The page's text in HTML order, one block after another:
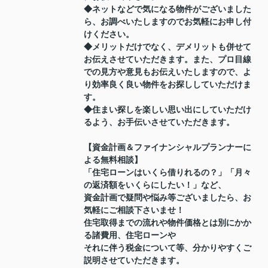
◆ネットなどで気になる物件がございました
ら、お調べいたしますのでお気軽にお申し付
けください。
◆メリットだけでなく、デメリットも併せて
お伝えさせていただきます。また、プロ目線
での見方や意見もお伝えいたしますので、よ
り効率良く良い物件をお探ししていただけま
す。
◆住まい探しを楽しい思い出にしていただけ
るよう、お手伝いさせていただきます。
【資金計画＆ファイナンシャルプランナーに
よる無料相談】
「住宅ローンはいくら借りれるの？」「月々
の返済額をいくらにしたい！」など、
資金計画で疑問や悩み等ございましたら、お
気軽にご相談下さいませ！
住宅取得までの流れや物件価格とは別にかか
る諸費用、住宅ローンや
それに伴う税金について等、分かりやすくご
説明させていただきます。